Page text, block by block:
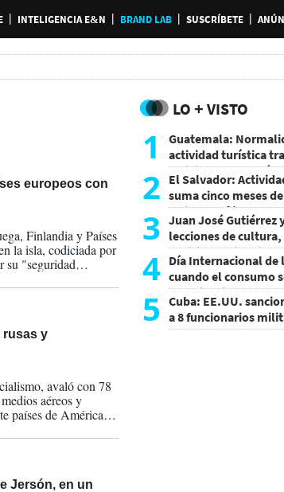
INTELIGENCIA E&N BRAND LAB SUSCRÍBETE
europeos con
Finlandia y Países
la isla, codiciada por
su "seguridad
rusas y
avaló con 78
aéreos y
países de América
Jersón, en un
LO + VISTO
1
Guatemala:
actividad turística
actividad del volcán
2 El Salvador:
suma cinco meses
arriba de 4%
3 Juan José Gutiérrez
lecciones de
decisiones sin miedo
4 Día Internacional de
cuando el consumo
experiencia
5
Cuba: EE.UU.
a 8 funcionarios